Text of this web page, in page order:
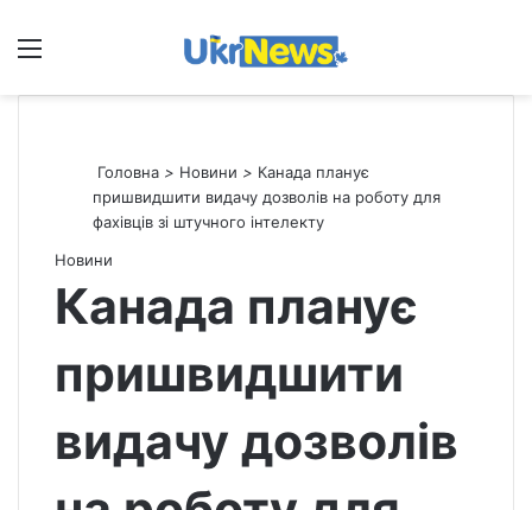
Меню
Головна > Новини > Канада планує
пришвидшити видачу дозволів на роботу для
фахівців зі штучного інтелекту
Новини
Канада планує
пришвидшити
видачу дозволів